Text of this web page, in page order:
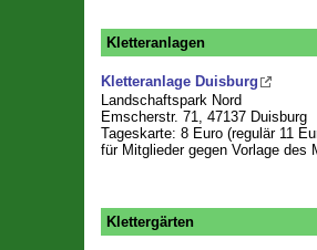
Kletteranlagen
Kletteranlage Duisburg
Landschaftspark Nord
Emscherstr. 71, 47137 Duisburg
Tageskarte: 8 Euro (regulär 11
für Mitglieder gegen Vorlage des
Klettergärten